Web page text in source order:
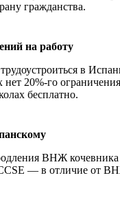
гражданства.
на работу
в
20%-го
бесплатно.
ВНЖ
— в отличие от